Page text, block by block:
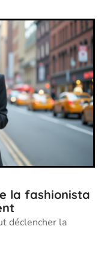
la fashionista
déclencher la